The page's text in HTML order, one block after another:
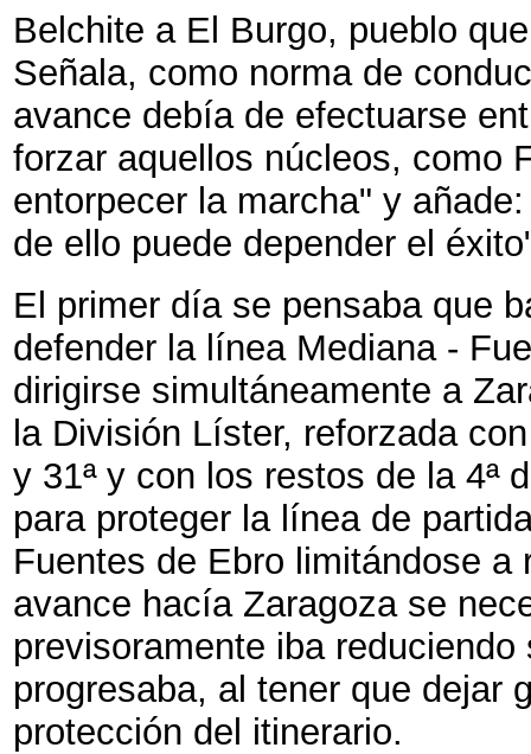
Belchite a El Burgo, pueblo
Señala, como norma de
avance debía de efectuarse
forzar aquellos núcleos, como
entorpecer la marcha" y
de ello puede depender el
El primer día se pensaba que
defender la línea Mediana -
dirigirse simultáneamente a
la División Líster, reforzada
y 31ª y con los restos de la 4ª
para proteger la línea de
Fuentes de Ebro limitándose
avance hacía Zaragoza se
previsoramente iba
progresaba, al tener que dejar
protección del itinerario.